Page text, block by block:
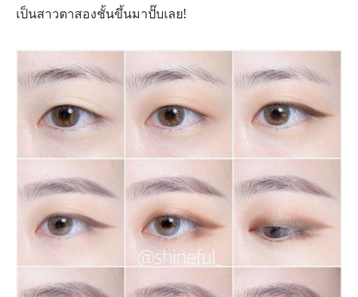
เป็นสาวตาสองชั้นขึ้นมาปั๊บเลย!